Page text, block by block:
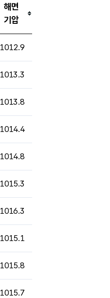
해면
기압
1012.9
1013.3
1013.8
1014.4
1014.8
1015.3
1016.3
1015.1
1015.8
1015.7